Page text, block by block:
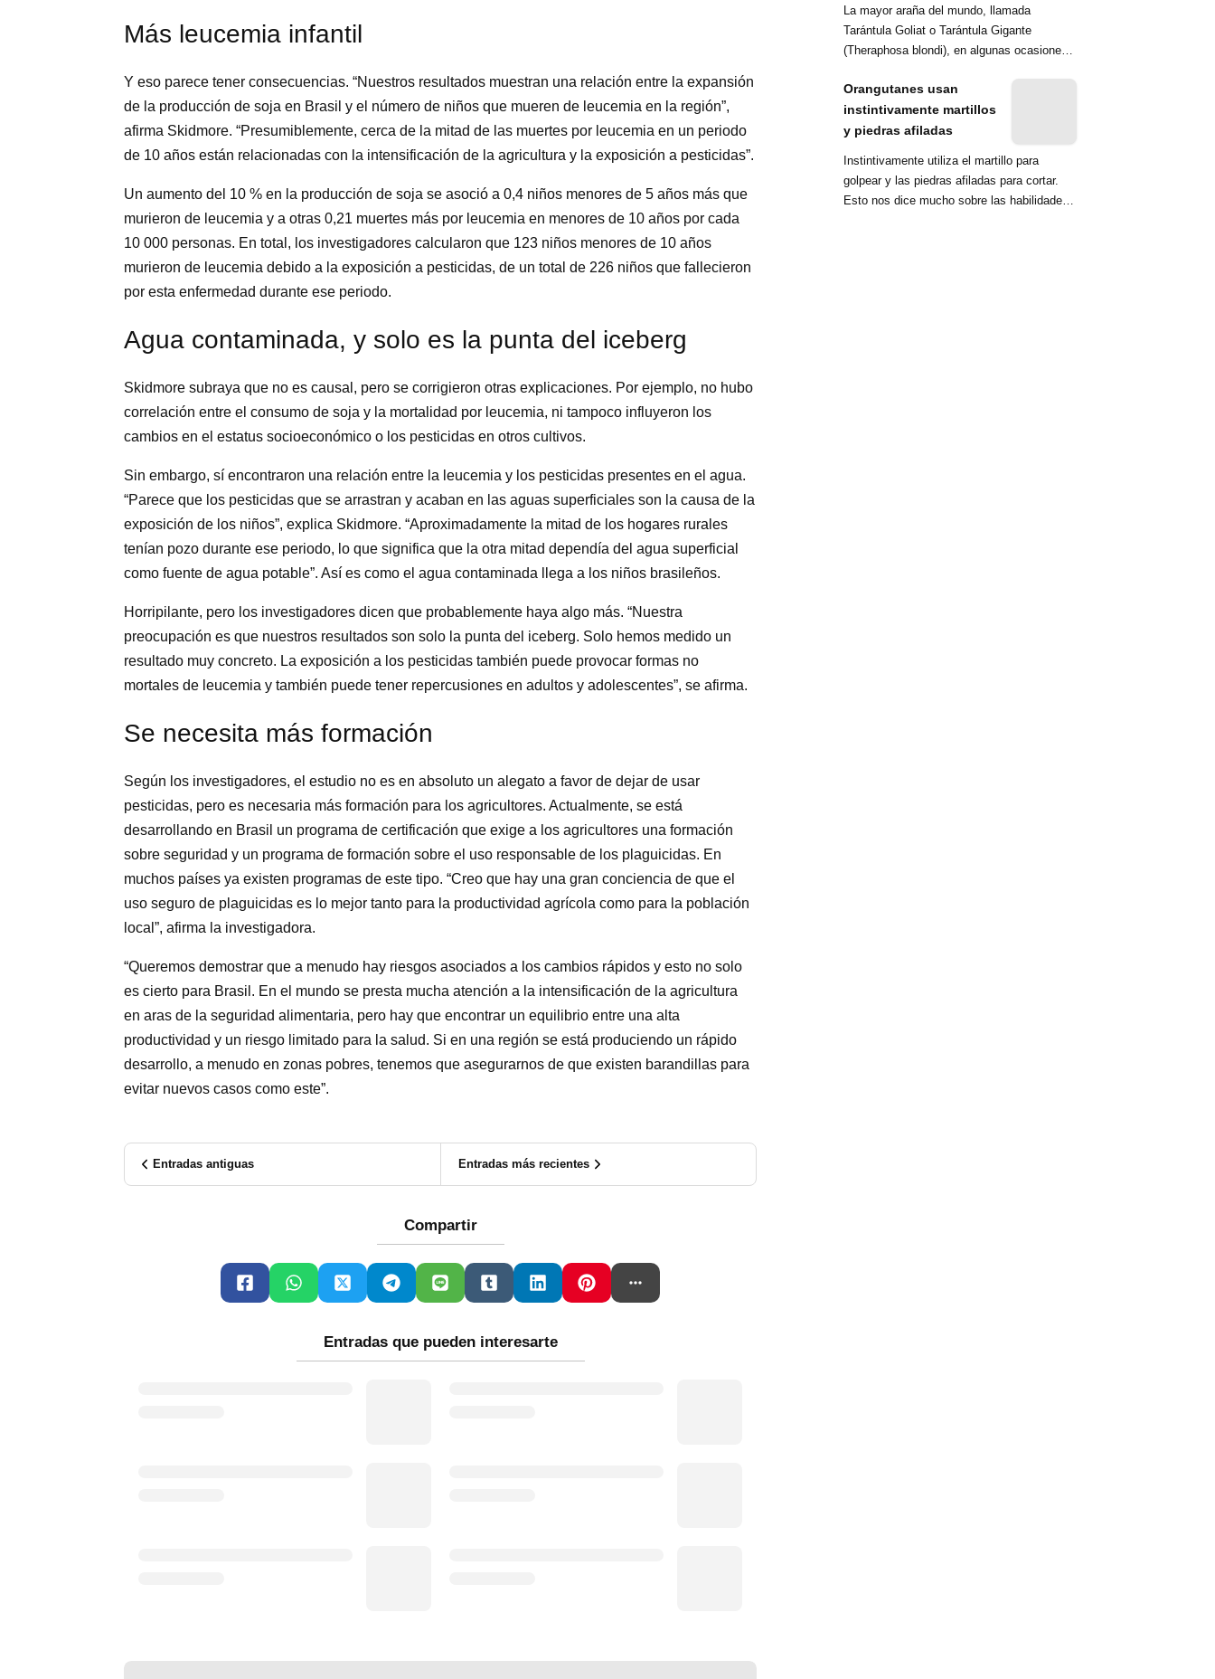
Más leucemia infantil
Y eso parece tener consecuencias. “Nuestros resultados muestran una relación entre la expansión
de la producción de soja en Brasil y el número de niños que mueren de leucemia en la región”,
afirma Skidmore. “Presumiblemente, cerca de la mitad de las muertes por leucemia en un periodo
de 10 años están relacionadas con la intensificación de la agricultura y la exposición a pesticidas”.
Un aumento del 10 % en la producción de soja se asoció a 0,4 niños menores de 5 años más que
murieron de leucemia y a otras 0,21 muertes más por leucemia en menores de 10 años por cada
10 000 personas. En total, los investigadores calcularon que 123 niños menores de 10 años
murieron de leucemia debido a la exposición a pesticidas, de un total de 226 niños que fallecieron
por esta enfermedad durante ese periodo.
Agua contaminada, y solo es la punta del iceberg
Skidmore subraya que no es causal, pero se corrigieron otras explicaciones. Por ejemplo, no hubo
correlación entre el consumo de soja y la mortalidad por leucemia, ni tampoco influyeron los
cambios en el estatus socioeconómico o los pesticidas en otros cultivos.
Sin embargo, sí encontraron una relación entre la leucemia y los pesticidas presentes en el agua.
“Parece que los pesticidas que se arrastran y acaban en las aguas superficiales son la causa de la
exposición de los niños”, explica Skidmore. “Aproximadamente la mitad de los hogares rurales
tenían pozo durante ese periodo, lo que significa que la otra mitad dependía del agua superficial
como fuente de agua potable”. Así es como el agua contaminada llega a los niños brasileños.
Horripilante, pero los investigadores dicen que probablemente haya algo más. “Nuestra
preocupación es que nuestros resultados son solo la punta del iceberg. Solo hemos medido un
resultado muy concreto. La exposición a los pesticidas también puede provocar formas no
mortales de leucemia y también puede tener repercusiones en adultos y adolescentes”, se afirma.
Se necesita más formación
Según los investigadores, el estudio no es en absoluto un alegato a favor de dejar de usar
pesticidas, pero es necesaria más formación para los agricultores. Actualmente, se está
desarrollando en Brasil un programa de certificación que exige a los agricultores una formación
sobre seguridad y un programa de formación sobre el uso responsable de los plaguicidas. En
muchos países ya existen programas de este tipo. “Creo que hay una gran conciencia de que el
uso seguro de plaguicidas es lo mejor tanto para la productividad agrícola como para la población
local”, afirma la investigadora.
“Queremos demostrar que a menudo hay riesgos asociados a los cambios rápidos y esto no solo
es cierto para Brasil. En el mundo se presta mucha atención a la intensificación de la agricultura
en aras de la seguridad alimentaria, pero hay que encontrar un equilibrio entre una alta
productividad y un riesgo limitado para la salud. Si en una región se está produciendo un rápido
desarrollo, a menudo en zonas pobres, tenemos que asegurarnos de que existen barandillas para
evitar nuevos casos como este”.
Entradas antiguas Entradas más recientes
Compartir
Entradas que pueden interesarte
La mayor araña del mundo, llamada
Tarántula Goliat o Tarántula Gigante
(Theraphosa blondi), en algunas ocasiones
Orangutanes usan
instintivamente martillos
y piedras afiladas
Instintivamente utiliza el martillo para
golpear y las piedras afiladas para cortar.
Esto nos dice mucho sobre las habilidades